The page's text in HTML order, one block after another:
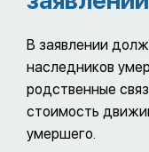
В заявлении
наследников
родственные
стоимость
умершего.